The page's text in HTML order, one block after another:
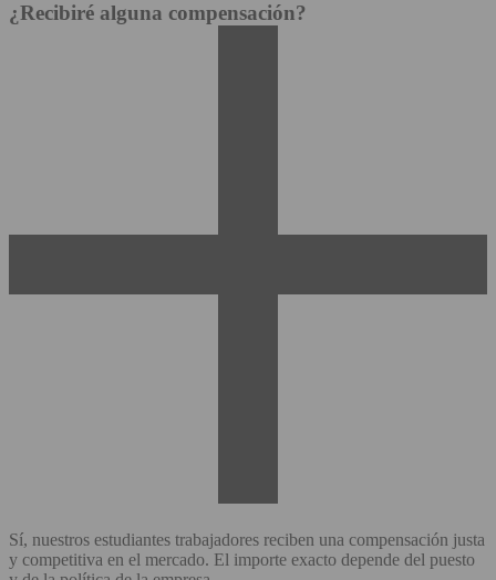
¿Recibiré alguna compensación?
Sí, nuestros estudiantes trabajadores reciben una compensación justa
y competitiva en el mercado. El importe exacto depende del puesto